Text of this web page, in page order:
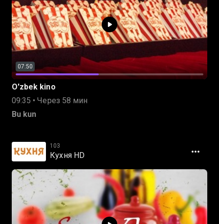
07:50
O'zbek kino
09:35 • Через 58 мин
Bu kun
103
Кухня HD